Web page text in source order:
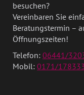
besuchen?
Vereinbaren Sie
Beratungstermin –
Öffnungszeiten!
Telefon: 06441/
Mobil: 0171/